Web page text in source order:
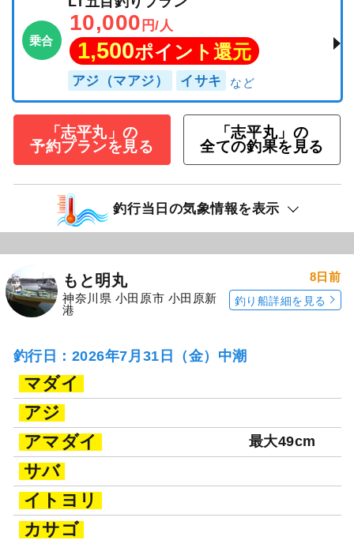
乗合
10,000 円/人
1,500ポイント還元
アジ（マアジ） イサキ
「志平丸」の
予約プランを見る
「志平丸」の
全ての釣果を見る
釣行当日の気象情報を表示
もと明丸
神奈川県 小田原市 小田原新
港
8日前
釣り船詳細を見る
釣行日：2026年7月31日（金）中潮
マダイ
アジ
アマダイ
最大49cm
サバ
イトヨリ
カサゴ